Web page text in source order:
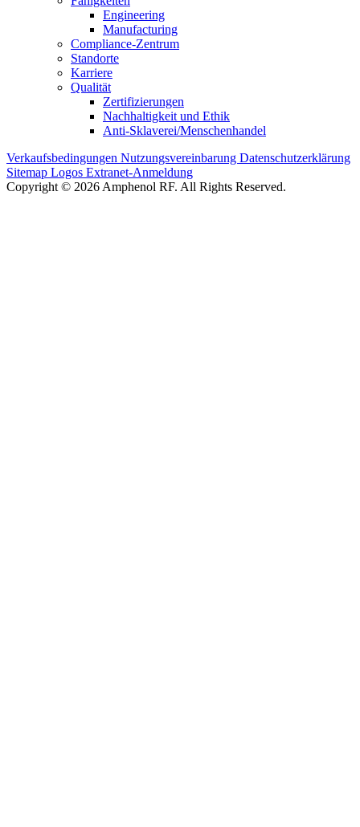
Engineering
Manufacturing
Compliance-Zentrum
Standorte
Karriere
Qualität
Zertifizierungen
Nachhaltigkeit und Ethik
Anti-Sklaverei/Menschenhandel
Verkaufsbedingungen Nutzungsvereinbarung Datenschutzerklärung
Sitemap Logos Extranet-Anmeldung
Copyright © 2026 Amphenol RF. All Rights Reserved.